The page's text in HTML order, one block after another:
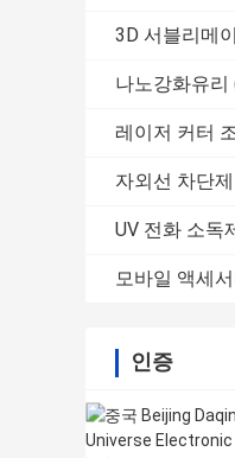
3D 서블리메
나노강화유리
레이저 커터
자외선 차단제
UV 전화 소독
모바일 액세
인증